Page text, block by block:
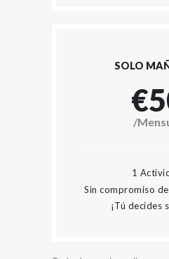
SOLO
/
1
Sin compromiso
¡Tú decides